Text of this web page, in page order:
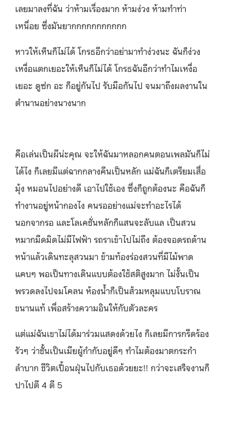
เลยมาลงที่ฉัน ว่าห้ามเรื่องมาก ห้ามง่วง ห้ามทำท่า
เหนื่อย ซึ่งมันยากกกกกกกกกกก
หาวให้เห็นก็ไม่ได้ โกรธอีกว่าอย่ามาทำง่วงนะ ฉันก็ง่วง
เหงื่อแตกเยอะให้เห็นก็ไม่ได้ โกรธฉันอีกว่าทำไมเหงื่อ
เยอะ ดูซ่ก อะ ก็อยู่กันไป รับมือกันไป จนมาถึงผลงานใน
ตำนานอย่างนางนาก
คือเล่นเป็นผีน่ะคุณ จะให้ฉันมาหลอกคนตอนเพลมันก็ไม่
ได้ไง ก็เลยมีแต่ฉากกลางคืนเป็นหลัก แม่ฉันก็เตรียมเสื่อ
มุ้ง หมอนไปอย่างดี เอาไปใช้เอง ซึ่งก็ถูกต้องนะ คือฉันก็
ทำงานอยู่หน้ากองไง คนรออย่างแม่จะทำอะไรได้
นอกจากรอ และโลเคชั่นหลักก็แสนจะลับแล เป็นสวน
หมากมืดมิดไม่มีไฟฟ้า รถราเข้าไปไม่ถึง ต้องจอดรถด้าน
หน้าแล้วเดินทะลุสวนมา ข้ามท้องร่องสวนที่มีไม้พาด
แคบๆ พอเป็นทางเดินแบบต้องใช้สติสูงมาก ไม่งั้นเป็น
พรวดลงไปจมโคลน ห้องน้ำก็เป็นส้วมหลุมแบบโบราณ
ขนานแท้ เพื่อสร้างความอินให้กับตัวละคร
แต่แม่ฉันเขาไม่ได้มาร่วมแสดงด้วยไง ก็เลยมีการกรีดร้อง
รัวๆ ว่าชั้นเป็นเมียผู้กำกับอยู่ดีๆ ทำไมต้องมาตกระกำ
ลำบาก ชีวิตเปื้อนฝุ่นไปกับเธอด้วยยะ!! กว่าจะเสร็จงานก็
ปาไปตี 4 ตี 5